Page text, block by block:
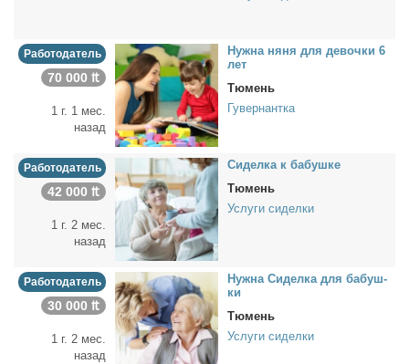
Работодатель
70 000 ₶
1 г. 1 мес.
назад
Нуж­на ня­ня для де­воч­ки 6
лет
Тюмень
Гувернантка
Работодатель
42 000 ₶
1 г. 2 мес.
назад
Си­дел­ка к ба­буш­ке
Тюмень
Услуги сиделки
Работодатель
30 000 ₶
1 г. 2 мес.
назад
Нуж­на Си­дел­ка для ба­буш­
ки
Тюмень
Услуги сиделки